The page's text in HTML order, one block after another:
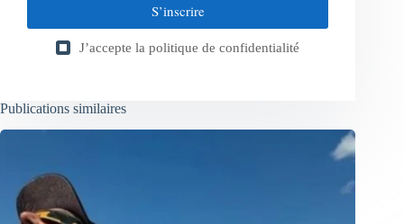
S’inscrire
J’accepte la politique de confidentialité
Publications similaires